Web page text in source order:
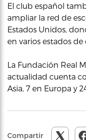
El club español
ampliar la red de
Estados Unidos,
en varios estados de
La Fundación Real
actualidad cuenta
Asia, 7 en Europa y
Compartir